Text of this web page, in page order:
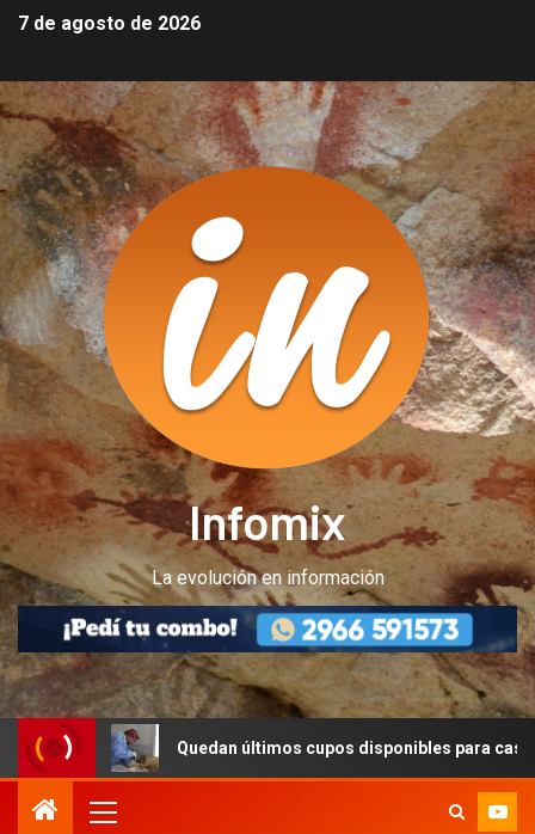
7 de agosto de 2026
Infomix
La evolución en información
Quedan últimos cupos disponibles para castraciones de